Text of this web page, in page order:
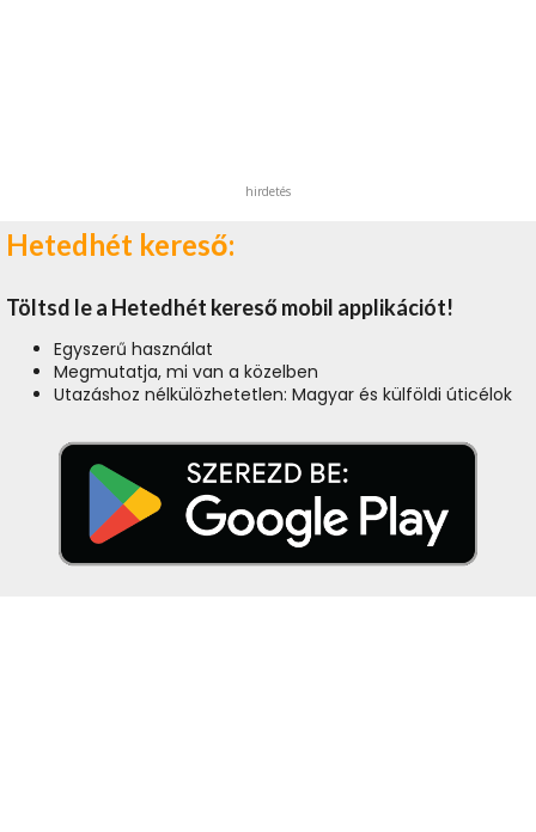
hirdetés
Hetedhét kereső:
Töltsd le a Hetedhét kereső mobil applikációt!
Egyszerű használat
Megmutatja, mi van a közelben
Utazáshoz nélkülözhetetlen: Magyar és külföldi úticélok